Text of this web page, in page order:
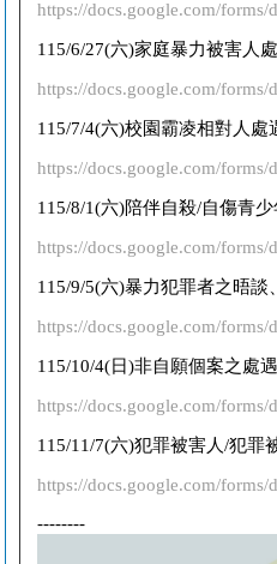
https://docs.google.com/
115/6/27(六)家庭暴力被害人
https://docs.google.com/
115/7/4(六)校園霸凌相對人處
https://docs.google.com/
115/8/1(六)陪伴自殺/自傷青
https://docs.google.com/
115/9/5(六)暴力犯罪者之晤談
https://docs.google.com/
115/10/4(日)非自願個案之處
https://docs.google.com/
115/11/7(六)犯罪被害人/犯罪
https://docs.google.com/
--------